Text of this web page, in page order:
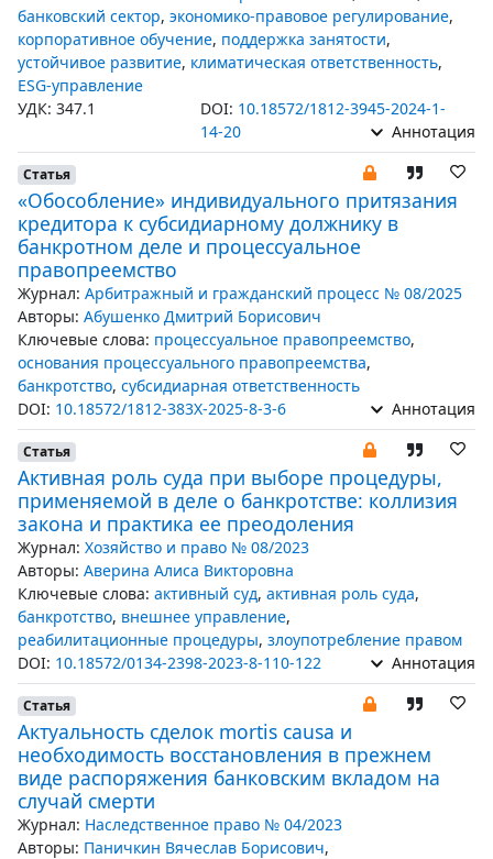
банковский сектор, экономико-правовое регулирование,
корпоративное обучение, поддержка занятости,
устойчивое развитие, климатическая ответственность,
ESG-управление
УДК: 347.1
DOI: 10.18572/1812-3945-2024-1-
14-20
Аннотация
Статья
«Обособление» индивидуального притязания
кредитора к субсидиарному должнику в
банкротном деле и процессуальное
правопреемство
Журнал: Арбитражный и гражданский процесс № 08/2025
Авторы: Абушенко Дмитрий Борисович
Ключевые слова: процессуальное правопреемство,
основания процессуального правопреемства,
банкротство, субсидиарная ответственность
DOI: 10.18572/1812-383X-2025-8-3-6 Аннотация
Статья
Активная роль суда при выборе процедуры,
применяемой в деле о банкротстве: коллизия
закона и практика ее преодоления
Журнал: Хозяйство и право № 08/2023
Авторы: Аверина Алиса Викторовна
Ключевые слова: активный суд, активная роль суда,
банкротство, внешнее управление,
реабилитационные процедуры, злоупотребление правом
DOI: 10.18572/0134-2398-2023-8-110-122 Аннотация
Статья
Актуальность сделок mortis causa и
необходимость восстановления в прежнем
виде распоряжения банковским вкладом на
случай смерти
Журнал: Наследственное право № 04/2023
Авторы: Паничкин Вячеслав Борисович,